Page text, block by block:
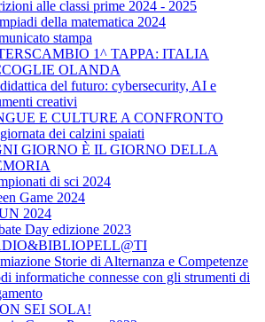
alle classi prime 2024 - 2025
della matematica 2024
stampa
1^ TAPPA: ITALIA
OLANDA
del futuro: cybersecurity, AI e
creativi
E CULTURE A CONFRONTO
dei calzini spaiati
GIORNO È IL GIORNO DELLA
di sci 2024
Game 2024
2024
Day edizione 2023
Storie di Alternanza e Competenze
informatiche connesse con gli strumenti di
SEI SOLA!